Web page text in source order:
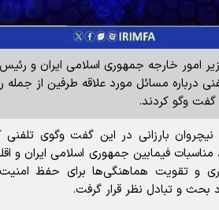
امور خارجه جمهوری اسلامی ایران و
درباره مسائل مورد علاقه طرفین از جمله
وگو کردند.
بارزانی در این گفت وگوی تلفنی
شد، مناسبات فیمابین جمهوری اسلامی ایران
و تقویت هماهنگی‌ها برای حفظ
بحث و تبادل نظر قرار گرفت.